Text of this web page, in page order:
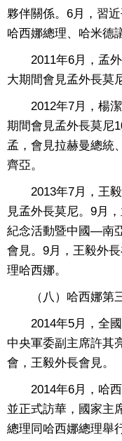
夥伴關係。6月，習
哈西娜總理、哈米德
2011年6月，孟外
大期間會見孟外長莫
2012年7月，楊潔
期間會見孟外長莫尼
孟，會見拉赫曼總統
齊亞。
2013年7月，王毅
見孟外長莫尼。9月
紀念活動暨中國—南
會見。9月，王毅外
理哈西娜。
（八）哈西娜第三
2014年5月，全國
中央軍委副主席許其
會，王毅外長會見。
2014年6月，哈西
並正式訪華，國家主
總理同哈西娜總理舉